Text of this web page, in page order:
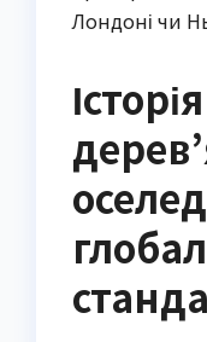
Лондоні чи